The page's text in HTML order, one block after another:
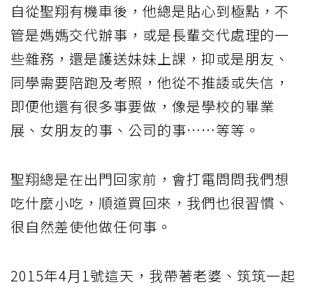
自從聖翔有機車後，他總是貼心到極點，不
管是媽媽交代辦事，或是長輩交代處理的一
些雜務，還是護送妹妹上課，抑或是朋友、
同學需要陪跑及考照，他從不推諉或失信，
即便他還有很多事要做，像是學校的畢業
展、女朋友的事、公司的事……等等。
聖翔總是在出門回家前，會打電問問我們想
吃什麼小吃，順道買回來，我們也很習慣、
很自然差使他做任何事。
2015年4月1號這天，我帶著老婆、筑筑一起